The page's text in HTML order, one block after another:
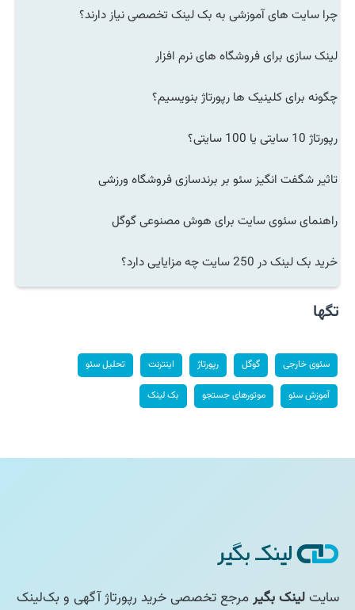
چرا سایت های آموزشی به بک لینک تخصصی نیاز دارند؟
لینک سازی برای فروشگاه های نرم افزار
چگونه برای کلینیک ها رپورتاژ بنویسیم؟
رپورتاژ 10 سایتی یا 100 سایتی؟
تاثیر شگفت انگیز سئو بر برندسازی فروشگاه ورزشی
راهنمای سئوی سایت برای هوش مصنوعی گوگل
خرید بک لینک در 250 سایت چه مزایایی دارد؟
تگها
سئوی خارجی گوگل رپورتاژ اینترنت تحلیل سئو
آموزش سئو موتورهای جستجو بک لینک
سایتلینک بگیرمرجع تخصصی خرید رپورتاژ آگهی و بک‌لینک